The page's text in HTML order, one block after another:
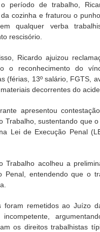
o período de trabalho,
cozinha e fraturou o
qualquer verba
rescisório.
Ricardo ajuizou
o reconhecimento do
(férias, 13º salário, FGTS,
decorrentes do
apresentou
Trabalho, sustentando que
Lei de Execução Penal
Trabalho acolheu a
Penal, entendendo que o
foram remetidos ao Juízo
incompetente,
os direitos trabalhistas